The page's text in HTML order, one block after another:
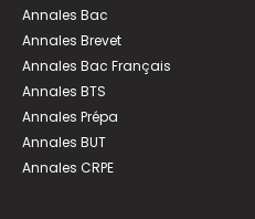
Annales Bac
Annales Brevet
Annales Bac Français
Annales BTS
Annales Prépa
Annales BUT
Annales CRPE